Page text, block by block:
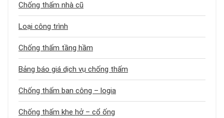
Chống thấm nhà cũ
Loại công trình
Chống thấm tầng hầm
Bảng báo giá dịch vụ chống thấm
Chống thấm ban công – logia
Chống thấm khe hở – cổ ống